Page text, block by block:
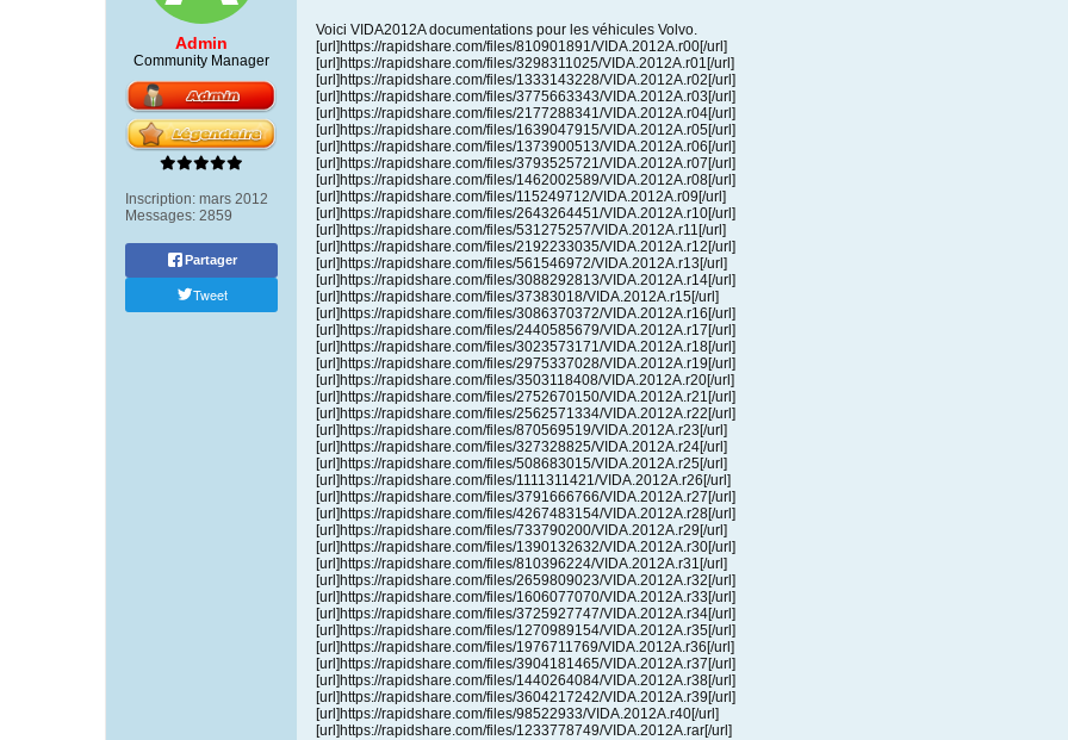
Admin
Community Manager
Inscription: mars 2012
Messages: 2859
Partager
Tweet
Voici VIDA2012A documentations pour les véhicules Volvo.
[url]https://rapidshare.com/files/810901891/VIDA.2012A.r00[/url]
[url]https://rapidshare.com/files/3298311025/VIDA.2012A.r01[/url]
[url]https://rapidshare.com/files/1333143228/VIDA.2012A.r02[/url]
[url]https://rapidshare.com/files/3775663343/VIDA.2012A.r03[/url]
[url]https://rapidshare.com/files/2177288341/VIDA.2012A.r04[/url]
[url]https://rapidshare.com/files/1639047915/VIDA.2012A.r05[/url]
[url]https://rapidshare.com/files/1373900513/VIDA.2012A.r06[/url]
[url]https://rapidshare.com/files/3793525721/VIDA.2012A.r07[/url]
[url]https://rapidshare.com/files/1462002589/VIDA.2012A.r08[/url]
[url]https://rapidshare.com/files/115249712/VIDA.2012A.r09[/url]
[url]https://rapidshare.com/files/2643264451/VIDA.2012A.r10[/url]
[url]https://rapidshare.com/files/531275257/VIDA.2012A.r11[/url]
[url]https://rapidshare.com/files/2192233035/VIDA.2012A.r12[/url]
[url]https://rapidshare.com/files/561546972/VIDA.2012A.r13[/url]
[url]https://rapidshare.com/files/3088292813/VIDA.2012A.r14[/url]
[url]https://rapidshare.com/files/37383018/VIDA.2012A.r15[/url]
[url]https://rapidshare.com/files/3086370372/VIDA.2012A.r16[/url]
[url]https://rapidshare.com/files/2440585679/VIDA.2012A.r17[/url]
[url]https://rapidshare.com/files/3023573171/VIDA.2012A.r18[/url]
[url]https://rapidshare.com/files/2975337028/VIDA.2012A.r19[/url]
[url]https://rapidshare.com/files/3503118408/VIDA.2012A.r20[/url]
[url]https://rapidshare.com/files/2752670150/VIDA.2012A.r21[/url]
[url]https://rapidshare.com/files/2562571334/VIDA.2012A.r22[/url]
[url]https://rapidshare.com/files/870569519/VIDA.2012A.r23[/url]
[url]https://rapidshare.com/files/327328825/VIDA.2012A.r24[/url]
[url]https://rapidshare.com/files/508683015/VIDA.2012A.r25[/url]
[url]https://rapidshare.com/files/1111311421/VIDA.2012A.r26[/url]
[url]https://rapidshare.com/files/3791666766/VIDA.2012A.r27[/url]
[url]https://rapidshare.com/files/4267483154/VIDA.2012A.r28[/url]
[url]https://rapidshare.com/files/733790200/VIDA.2012A.r29[/url]
[url]https://rapidshare.com/files/1390132632/VIDA.2012A.r30[/url]
[url]https://rapidshare.com/files/810396224/VIDA.2012A.r31[/url]
[url]https://rapidshare.com/files/2659809023/VIDA.2012A.r32[/url]
[url]https://rapidshare.com/files/1606077070/VIDA.2012A.r33[/url]
[url]https://rapidshare.com/files/3725927747/VIDA.2012A.r34[/url]
[url]https://rapidshare.com/files/1270989154/VIDA.2012A.r35[/url]
[url]https://rapidshare.com/files/1976711769/VIDA.2012A.r36[/url]
[url]https://rapidshare.com/files/3904181465/VIDA.2012A.r37[/url]
[url]https://rapidshare.com/files/1440264084/VIDA.2012A.r38[/url]
[url]https://rapidshare.com/files/3604217242/VIDA.2012A.r39[/url]
[url]https://rapidshare.com/files/98522933/VIDA.2012A.r40[/url]
[url]https://rapidshare.com/files/1233778749/VIDA.2012A.rar[/url]